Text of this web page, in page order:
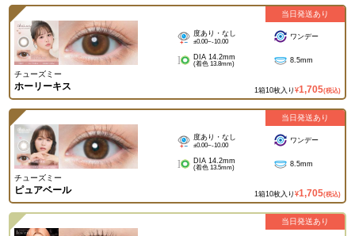
チューズミー
ホーリーキス
度あり・なし
±0.00~-10.00
ワンデー
DIA 14.2mm
(着色 13.8mm) 8.5mm
1箱10枚入り ¥1,705(税込)
当日発送あり
チューズミー
ピュアベール
度あり・なし
±0.00~-10.00
ワンデー
DIA 14.2mm
(着色 13.5mm) 8.5mm
1箱10枚入り ¥1,705(税込)
当日発送あり
当日発送あり